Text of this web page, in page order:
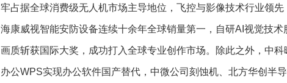
牢占据全球消费级无人机市场主导地位，飞控与影像技术行业领
海康威视智能安防设备连续十余年全球销量第一，自研AI视觉技
画质斩获国际大奖，成功打入全球专业创作市场。除此之外，中
办公WPS实现办公软件国产替代，中微公司刻蚀机、北方华创半